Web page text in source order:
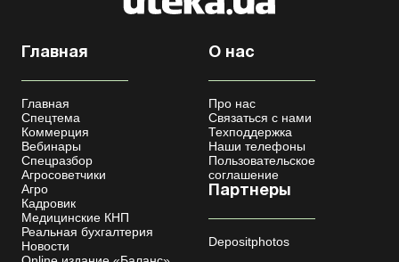
Главная
Главная
Спецтема
Коммерция
Вебинары
Спецразбор
Агросоветчики
Агро
Кадровик
Медицинские КНП
Реальная бухгалтерия
Новости
О нас
Про нас
Связаться с нами
Техподдержка
Наши телефоны
Пользовательское
соглашение
Партнеры
Depositphotos